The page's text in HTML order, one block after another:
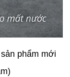
phẩm mới